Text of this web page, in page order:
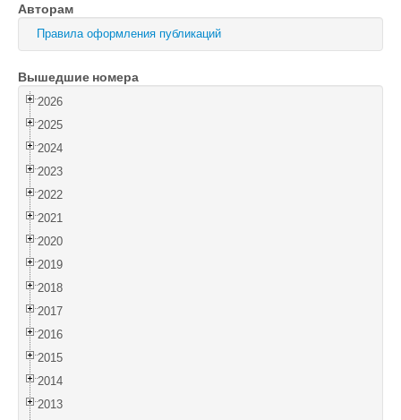
Оптика и спектроскопия
Поиск
Войти
Авторам
Правила оформления публикаций
Вышедшие номера
2026
2025
2024
2023
2022
2021
2020
2019
2018
2017
2016
2015
2014
2013